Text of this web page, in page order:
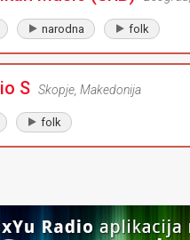
narodna folk
S Skopje Makedonija
folk